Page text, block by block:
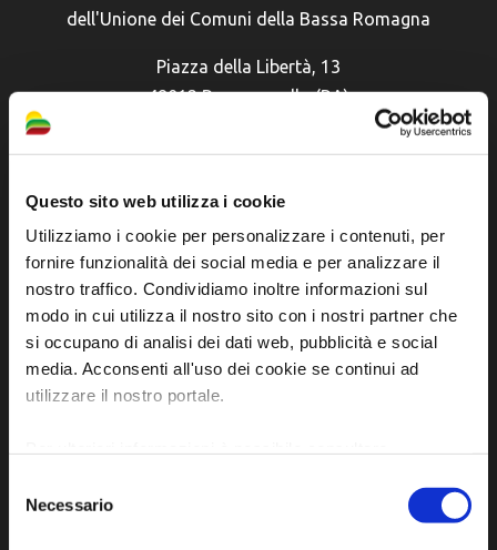
Questo sito web utilizza i cookie
Utilizziamo i cookie per personalizzare i contenuti, per
fornire funzionalità dei social media e per analizzare il
nostro traffico. Condividiamo inoltre informazioni sul
modo in cui utilizza il nostro sito con i nostri partner che
si occupano di analisi dei dati web, pubblicità e social
media. Acconsenti all'uso dei cookie se continui ad
utilizzare il nostro portale.
delNecessario
dell'Unione dei Comuni della Bassa Romagna
Piazza della Libertà, 13
48012 Bagnacavallo (RA)
turismo@unione.labassaromagna.it
P.IVA e Cod. Fiscale 02291370399
P.E.C. pg.unione.labassaromagna.it@legalmail.it
Iscriviti alla newsletter